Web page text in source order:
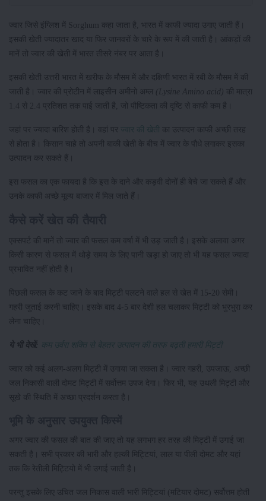
ज्वार जिसे इंग्लिश में Sorghum कहा जाता है, भारत में काफी ज्यादा उगाए जाती हैं।
इसकी खेती ज्यादातर खाद या फिर जानवरों के चारे के रूप में की जाती है। आंकड़ों की
मानें तो ज्वार की खेती में भारत तीसरे नंबर पर आता है।
इसकी खेती उत्तरी भारत में खरीफ के मौसम में और दक्षिणी भारत में रबी के मौसम में की
जाती है। ज्वार की प्रोटीन में लाइसीन अमीनो अम्ल (Lysine Amino acid) की मात्रा
1.4 से 2.4 प्रतिशत तक पाई जाती है, जो पौष्टिकता की दृष्टि से काफी कम है।
जहां पर ज्यादा बारिश होती है। वहां पर ज्वार की खेती
का उत्पादन काफी अच्छी तरह
से होता है। किसान चाहे तो अपनी बाकी खेती के बीच में ज्वार के पौधे लगाकर इसका
उत्पादन कर सकते हैं।
इस फसल का एक फायदा है कि इस के दाने और कड़वी दोनों ही बेचे जा सकते हैं और
उनके काफी अच्छे मूल्य बाजार में मिल जाते हैं।
एक्सपर्ट की मानें तो ज्वार की फसल कम वर्षा में भी उड़ जाती है। इसके अलावा अगर
किसी कारण से फसल में थोड़े समय के लिए पानी खड़ा हो जाए तो भी यह फसल ज्यादा
प्रभावित नहीं होती है।
पिछली फसल के कट जाने के बाद मिट्टी पलटने वाले हल से खेत में 15-20 सेमी।
गहरी जुताई करनी चाहिए। इसके बाद 4-5 बार देशी हल चलाकर मिट्टी को भुरभुरा कर
लेना चाहिए।
ये भी देखें: कम उर्वरा शक्ति से बेहतर उत्पादन की तरफ बढ़ती हमारी मिट्टी
ज्वार को कई अलग-अलग मिट्टी में उगाया जा सकता है। ज्वार गहरी, उपजाऊ, अच्छी
जल निकासी वाली दोमट मिट्टी में सर्वोत्तम उपज देगा। फिर भी, यह उथली मिट्टी और
सूखे की स्थिति में अच्छा प्रदर्शन करता है।
अगर ज्वार की फसल की बात की जाए तो यह लगभग हर तरह की मिट्टी में उगाई जा
सकती है। सभी प्रकार की भारी और हल्की मिट्टियां, लाल या पीली दोमट और यहां
तक कि रेतीली मिट्टियो में भी उगाई जाती है।
परन्तु इसके लिए उचित जल निकास वाली भारी मिट्टियां (मटियार दोमट) सर्वोत्तम होती